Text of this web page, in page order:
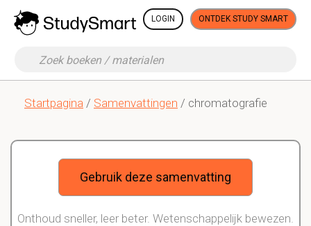
LOGIN ONTDEK STUDY SMART
Startpagina / Samenvattingen / chromatografie
Gebruik deze samenvatting
Onthoud sneller, leer beter. Wetenschappelijk bewezen.